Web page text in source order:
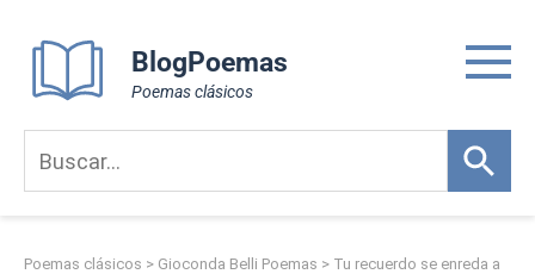
content
BlogPoemas
Poemas clásicos
Poemas clásicos > Gioconda Belli Poemas > Tu recuerdo se enreda a